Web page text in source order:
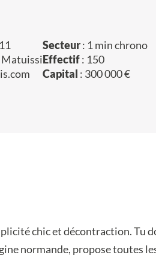
Matuissi
Secteur: 1 min chrono
Effectif: 150
Capital : 300 000 €
chic et décontraction. Tu
normande, propose toutes